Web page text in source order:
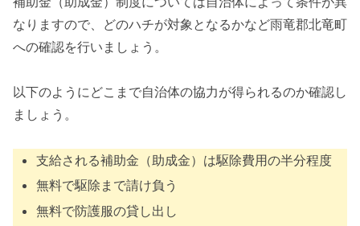
なりますので、どのハチが対象となるかなど雨竜郡北竜町
への確認を行いましょう。
以下のようにどこまで自治体の協力が得られるのか確認し
ましょう。
支給される補助金（助成金）は駆除費用の半分程度
無料で駆除まで請け負う
無料で防護服の貸し出し